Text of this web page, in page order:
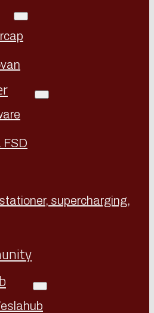
FSD
supercharging,